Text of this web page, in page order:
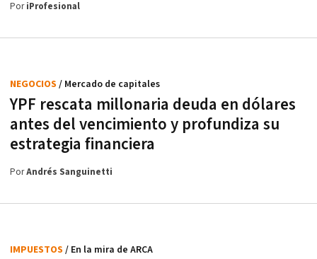
PoriProfesional
YPF rescata millonaria deuda en dólares
antes del vencimiento y profundiza su
estrategia financiera
NEGOCIOS / Mercado de capitales
PorAndrés Sanguinetti
IMPUESTOS / En la mira de ARCA